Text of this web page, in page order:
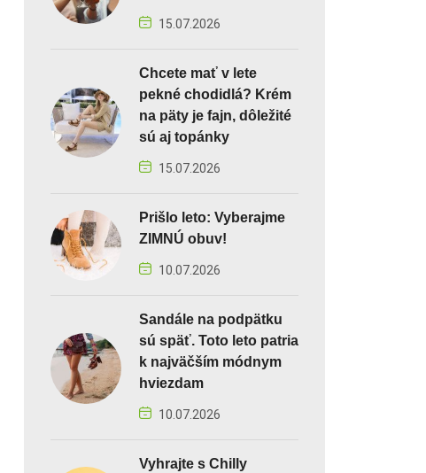
15.07.2026
Chcete mať v lete
pekné chodidlá? Krém
na päty je fajn, dôležité
sú aj topánky
15.07.2026
Prišlo leto: Vyberajme
ZIMNÚ obuv!
10.07.2026
Sandále na podpätku
sú späť. Toto leto patria
k najväčším módnym
hviezdam
10.07.2026
Vyhrajte s Chilly